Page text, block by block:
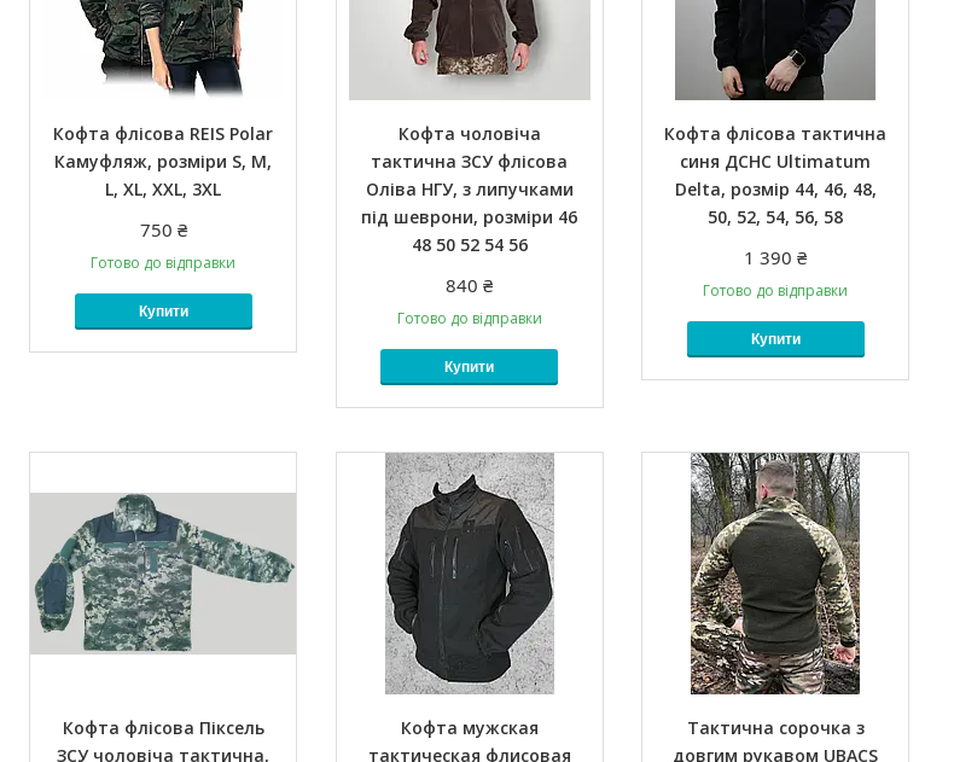
Кофта флісова REIS Polar
Камуфляж, розміри S, M,
L, XL, XXL, 3XL
750 ₴
Готово до відправки
Купити
Кофта чоловіча
тактична ЗСУ флісова
Оліва НГУ, з липучками
під шеврони, розміри 46
48 50 52 54 56
840 ₴
Готово до відправки
Купити
Кофта флісова тактична
синя ДСНС Ultimatum
Delta, розмір 44, 46, 48,
50, 52, 54, 56, 58
1 390 ₴
Готово до відправки
Купити
Кофта флісова Піксель
ЗСУ чоловіча тактична,
Кофта мужская
тактическая флисовая
Тактична сорочка з
довгим рукавом UBACS